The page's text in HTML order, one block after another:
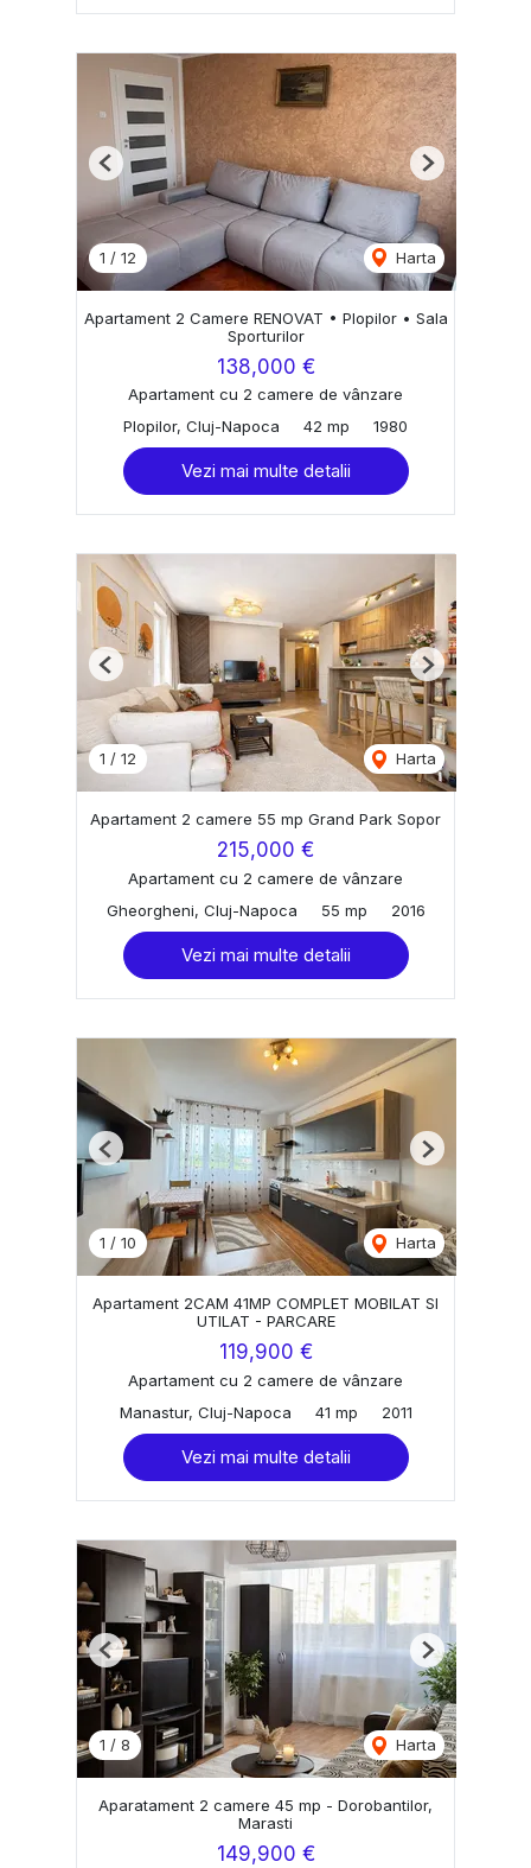
1 / 12 Harta
Previous Next
Apartament 2 Camere RENOVAT • Plopilor • Sala
Sporturilor
138,000 €
Apartament cu 2 camere de vânzare
Plopilor, Cluj-Napoca
42 mp 1980
Vezi mai multe detalii
1 / 12 Harta
Previous Next
Apartament 2 camere 55 mp Grand Park Sopor
215,000 €
Apartament cu 2 camere de vânzare
Gheorgheni, Cluj-Napoca
55 mp 2016
Vezi mai multe detalii
1 / 10 Harta
Previous Next
Apartament 2CAM 41MP COMPLET MOBILAT SI
UTILAT - PARCARE
119,900 €
Apartament cu 2 camere de vânzare
Manastur, Cluj-Napoca
41 mp 2011
Vezi mai multe detalii
1 / 8 Harta
Previous Next
Aparatament 2 camere 45 mp - Dorobantilor,
Marasti
149,900 €